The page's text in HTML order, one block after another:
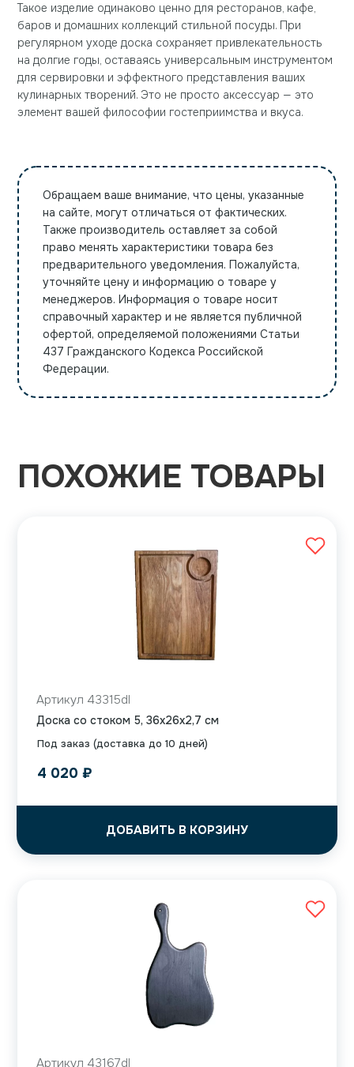
Такое изделие одинаково ценно для ресторанов, кафе,
баров и домашних коллекций стильной посуды. При
регулярном уходе доска сохраняет привлекательность
на долгие годы, оставаясь универсальным инструментом
для сервировки и эффектного представления ваших
кулинарных творений. Это не просто аксессуар — это
элемент вашей философии гостеприимства и вкуса.
Обращаем ваше внимание, что цены, указанные
на сайте, могут отличаться от фактических.
Также производитель оставляет за собой
право менять характеристики товара без
предварительного уведомления. Пожалуйста,
уточняйте цену и информацию о товаре у
менеджеров. Информация о товаре носит
справочный характер и не является публичной
офертой, определяемой положениями Статьи
437 Гражданского Кодекса Российской
Федерации.
ПОХОЖИЕ ТОВАРЫ
Под заказ (доставка до 10 дней)
Артикул 43315dl
Доска со стоком 5, 36x26x2,7 см
4 020 ₽
ДОБАВИТЬ В КОРЗИНУ
Артикул 43167dl